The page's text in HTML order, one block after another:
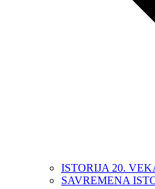
ISTORIJA 20.
SAVREMENA